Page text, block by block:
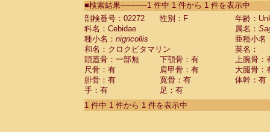
CebidaeSaguinus labiatus(0)
Cebidae Saguinus leucopus (0)
Cebidae
CebidaeSaguinus mystax
CebidaeSaguinus nigricollis (1)
Cebidae Saguinus oedipus
Cebidae Saguinus weddelli
Cebidae Saguinusspp.
Cebidae Aotus trivirgatus
Cebidae Cebus albifrons
■検索結果-----------1 件中 1 件から 1 件を表示中
剖検番号：02272
性別：F
年齢：
科名：Cebidae
属名：
種小名： nigricollis
亜種小名
和名：クロクビタマリン
英名：
頭蓋骨：一部無
下顎骨：有
上腕骨：
尺骨：有
肩甲骨：有
大腿骨：
腓骨：有
寛骨：有
体幹：有
手：有
足：有
1 件中 1 件から 1 件を表示中